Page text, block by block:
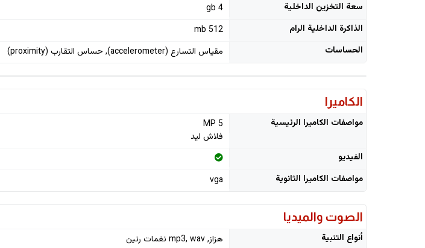
سعة التخزين الداخلية
4 gb
الذاكرة الداخلية الرام
512 mb
الحساسات
مقياس التسارع (accelerometer), حساس التقارب (proximity)
الكاميرا
مواصفات الكاميرا الرئيسية
5 MP
فلاش ليد
الفيديو
مواصفات الكاميرا الثانوية
vga
الصوت والميديا
أنواع التنبية
هزاز, mp3, wav نغمات رنين